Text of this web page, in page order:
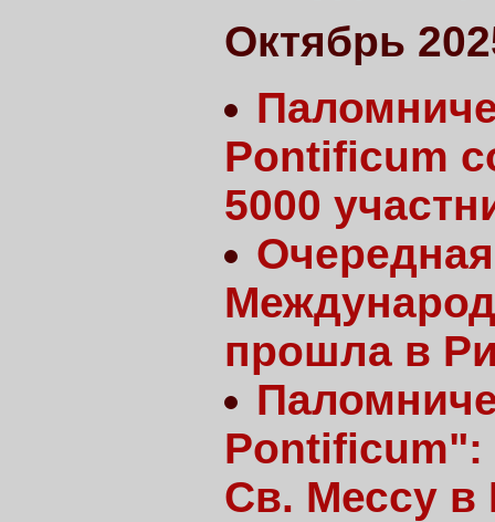
Октябрь
Pontificum
5000
прошла в
Pontificum":
Св. Мессу в